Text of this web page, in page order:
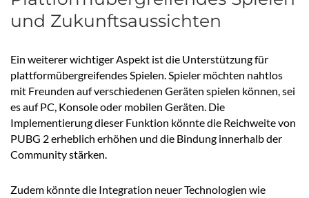
und Zukunftsaussichten
Ein weiterer wichtiger Aspekt ist die Unterstützung für
plattformübergreifendes Spielen. Spieler möchten nahtlos
mit Freunden auf verschiedenen Geräten spielen können, sei
es auf PC, Konsole oder mobilen Geräten. Die
Implementierung dieser Funktion könnte die Reichweite von
PUBG 2 erheblich erhöhen und die Bindung innerhalb der
Community stärken.
Zudem könnte die Integration neuer Technologien wie